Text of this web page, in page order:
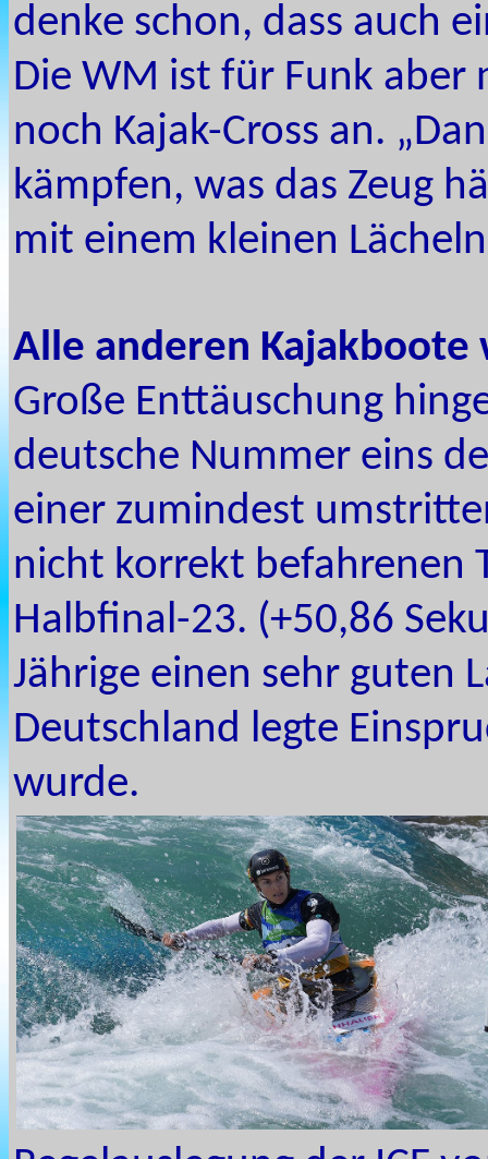
denke schon, dass auch
Die WM ist für Funk
noch Kajak-Cross an.
kämpfen, was das Zeug
mit einem kleinen
Alle anderen Kajakboote
Große Enttäuschung
deutsche Nummer eins
einer zumindest
nicht korrekt befahrenen
Halbfinal-23. (+50,86
Jährige einen sehr guten
Deutschland legte
wurde.